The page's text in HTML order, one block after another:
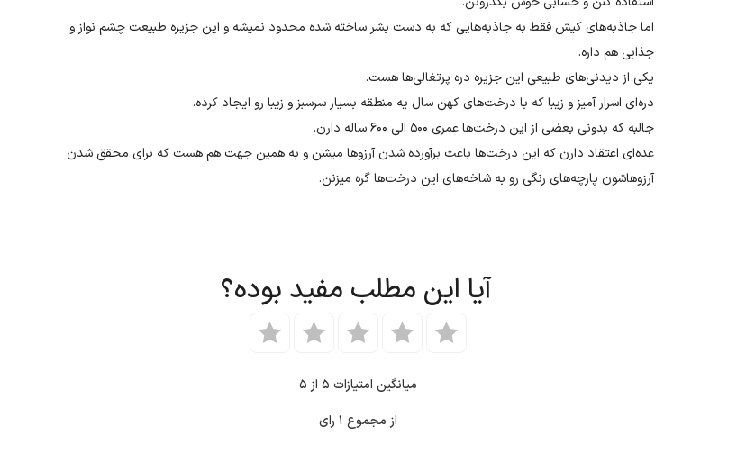
اما جاذبه‌های کیش فقط به جاذبه‌هایی که به دست بشر ساخته شده محدود نمیشه و این جزیره طبیعت چشم نواز و
جذابی هم داره.
یکی از دیدنی‌های طبیعی این جزیره دره پرتغالی‌ها هست.
دره‌ای اسرار آمیز و زیبا که با درخت‌های کهن سال یه منطقه بسیار سرسبز و زیبا رو ایجاد کرده.
جالبه که بدونی بعضی از این درخت‌ها عمری ۵۰۰ الی ۶۰۰ ساله دارن.
عده‌ای اعتقاد دارن که این درخت‌ها باعث برآورده شدن آرزو‌ها میشن و به همین جهت هم هست که برای محقق شدن
آرزوهاشون پارچه‌های رنگی رو به شاخه‌های این درخت‌ها گره میزنن.
آیا این مطلب مفید بوده؟
میانگین امتیازات ۵ از ۵
از مجموع ۱ رای